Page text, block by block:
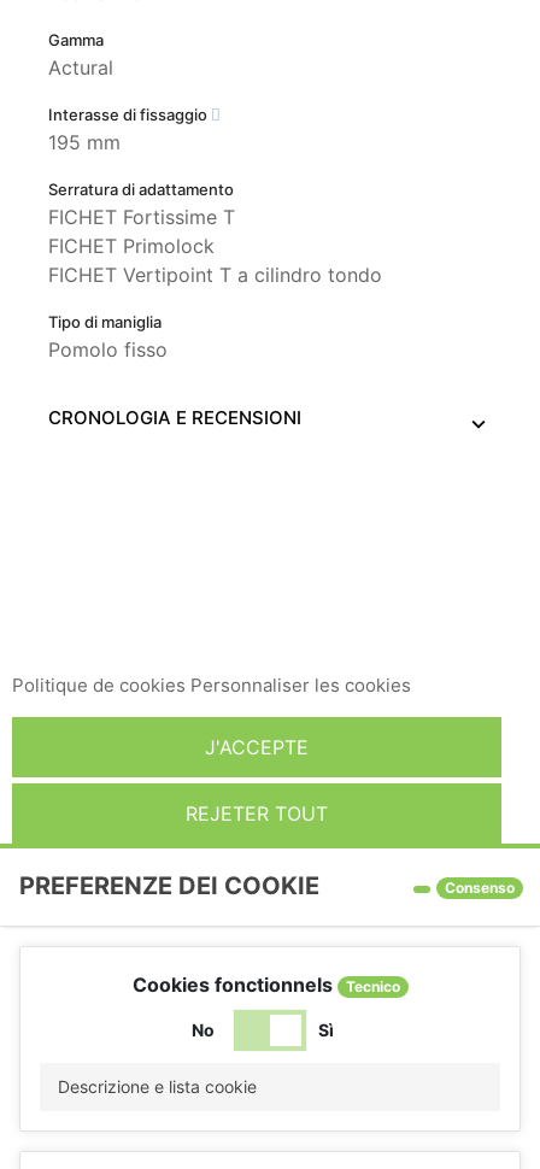
Gamma
Actural
Interasse di fissaggio
195 mm
Serratura di adattamento
FICHET Fortissime T
FICHET Primolock
FICHET Vertipoint T a cilindro tondo
Tipo di maniglia
Pomolo fisso
CRONOLOGIA E RECENSIONI
Politique de cookies Personnaliser les cookies
REJETER TOUT
J'ACCEPTE
PREFERENZE DEI COOKIE Consenso
Cookies fonctionnels Tecnico
No Sì
Descrizione e lista cookie